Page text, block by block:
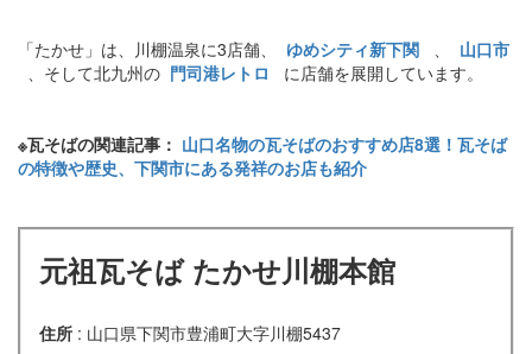
「たかせ」は、川棚温泉に3店舗、 ゆめシティ新下関 、 山口市
、そして北九州の 門司港レトロ に店舗を展開しています。
※瓦そばの関連記事： 山口名物の瓦そばのおすすめ店8選！瓦そば
の特徴や歴史、下関市にある発祥のお店も紹介
元祖瓦そば たかせ川棚本館
住所 : 山口県下関市豊浦町大字川棚5437